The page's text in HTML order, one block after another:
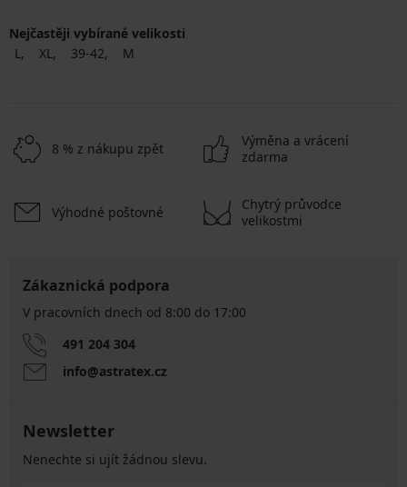
Nejčastěji vybírané velikosti
L
XL 39-42 M
8 % z nákupu zpět
Výměna a vrácení
zdarma
Výhodné poštovné
Chytrý průvodce
velikostmi
Zákaznická podpora
V pracovních dnech od 8:00 do 17:00
491 204 304
info@astratex.cz
Newsletter
Nenechte si ujít žádnou slevu.